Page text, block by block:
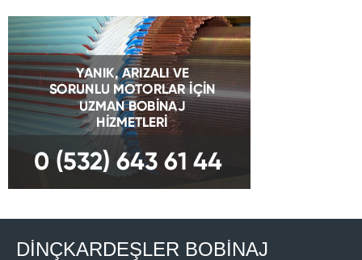
DİNÇKARDEŞLER BOBİNAJ